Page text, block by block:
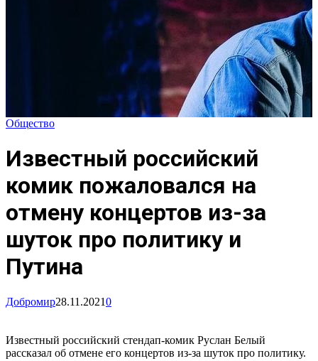
Общество
Известный российский
комик пожаловался на
отмену концертов из-за
шуток про политику и
Путина
Добромир28.11.20210
Известный российский стендап-комик Руслан Белый
рассказал об отмене его концертов из-за шуток про политику.